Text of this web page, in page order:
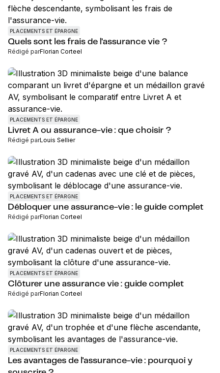
PLACEMENTS ET ÉPARGNE
Quels sont les frais de l'assurance vie ?
Rédigé parFlorian Corteel
PLACEMENTS ET ÉPARGNE
Livret A ou assurance-vie : que choisir ?
Rédigé parLouis Sellier
PLACEMENTS ET ÉPARGNE
Débloquer une assurance-vie : le guide complet
Rédigé parFlorian Corteel
PLACEMENTS ET ÉPARGNE
Clôturer une assurance vie : guide complet
Rédigé parFlorian Corteel
PLACEMENTS ET ÉPARGNE
Les avantages de l'assurance-vie : pourquoi y